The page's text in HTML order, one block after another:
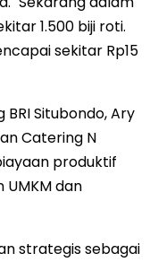
1.500 biji roti.
sekitar Rp15
Situbondo, Ary
Catering N
produktif
dan
strategis sebagai